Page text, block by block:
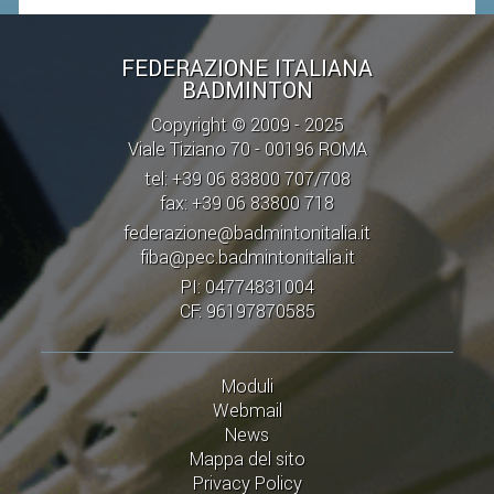
FEDERAZIONE ITALIANA
BADMINTON
Copyright © 2009 - 2025
Viale Tiziano 70 - 00196 ROMA
tel: +39 06 83800 707/708
fax: +39 06 83800 718
federazione@badmintonitalia.it
fiba@pec.badmintonitalia.it
PI: 04774831004
CF: 96197870585
Moduli
Webmail
News
Mappa del sito
Privacy Policy
STAFF TECNICO
CTF – PALABADMINTON
ATLETI D'INTERESSE NAZIONALE
SCHEDE ATLETI
VOLA CON NOI
CENTRI TECNICI TERRITORIALI
COMMISSIONE ATLETI
TESSERAMENTO
AFFILIAZIONE E TESSERAMENTO
QUOTE E TASSE
CONVENZIONI